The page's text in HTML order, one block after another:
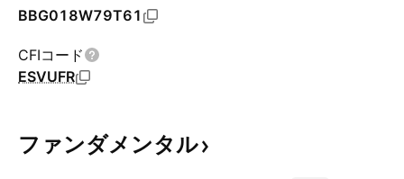
BBG018W79T61
CFIコード
ESVUFR
ファンダメンタル